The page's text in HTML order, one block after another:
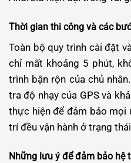
Thời gian thi công và các
Toàn bộ quy trình cài đặt
chỉ mất khoảng 5 phút,
trình bận rộn của chủ
tra độ nhạy của GPS và
thực hiện để đảm bảo mọi
trí đều vận hành ở trạng
Những lưu ý để đảm bảo hệ